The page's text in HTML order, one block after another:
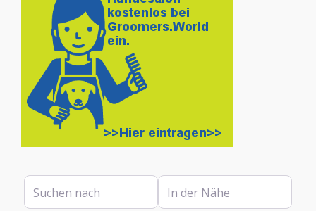
Suchen nach In der Nähe